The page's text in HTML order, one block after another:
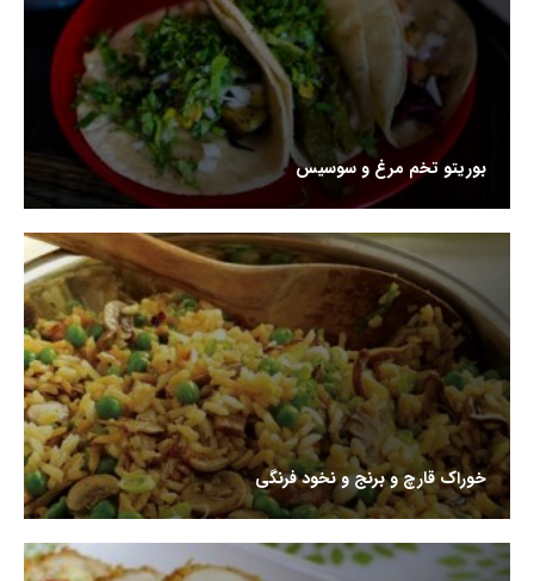
بوریتو تخم مرغ و سوسیس
خوراک قارچ و برنج و نخود فرنگی